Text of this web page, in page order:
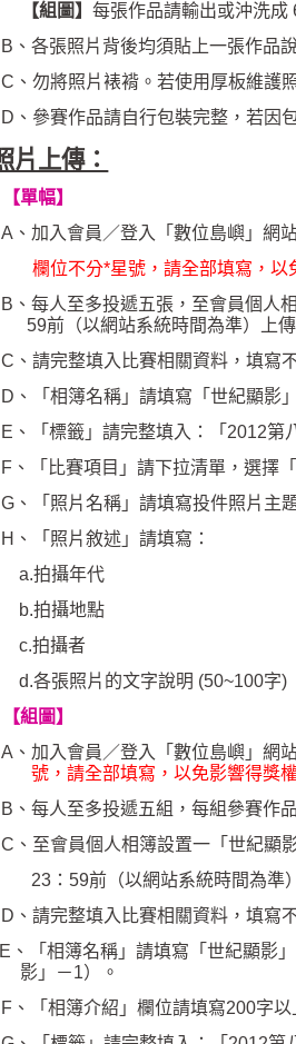
【組圖】每張作品請輸出或沖洗成
B 、各張照片背後均須貼上一張作品
C 、勿將照片裱褙。若使用厚板維護
D 、參賽作品請自行包裝完整，若因
片上傳：
【單幅】
A 、 加入會員／登入「數位島嶼」網
欄位不分*星號，請全部填寫，以
B 、每人至多投遞五張， 至會員個人
59前（以網站系統時間為準）上
C 、請完整填入比賽相關資料，填寫
D 、「相簿名稱」請填寫「世紀顯影
E 、「標籤」請完整填入：「 2012第
F、「比賽項目」請下拉清單，選擇
G、「照片名稱」請填寫投件照片主
H 、「照片敘述」請填寫：
a.拍攝年代
b.拍攝地點
c.拍攝者
d.各張照片的文字說明 (50~100字)
【組圖】
A 、 加入會員／登入「數位島嶼」網
號，請全部填寫，以免影響得獎權
B 、每人至多投遞五組， 每組參賽作
C 、 至會員個人相簿設置一「世紀顯
23： 59前（以網站系統時間為準
D 、 請完整填入比賽相關資料，填寫
E 、
「相簿名稱」請填寫「世紀顯影
影」－1）。
F、 「相簿介紹」欄位請填寫200字以